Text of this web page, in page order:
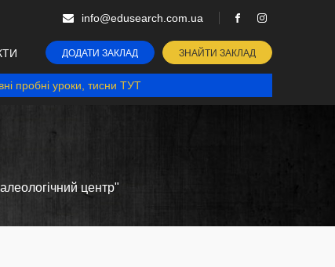
info@edusearch.com.ua
ДОДАТИ ЗАКЛАД ЗНАЙТИ ЗАКЛАД
пробні уроки, тисни ТУТ
центр"